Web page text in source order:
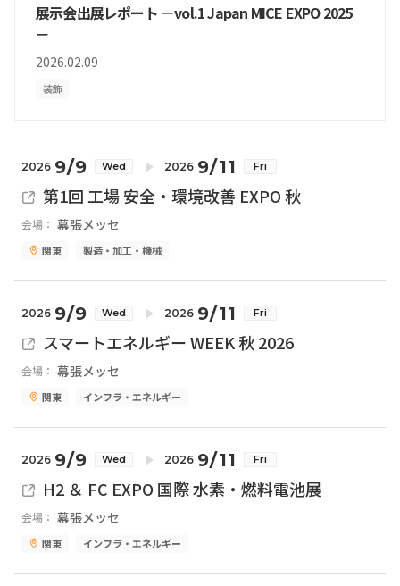
展示会出展レポート －vol.1 Japan MICE EXPO 2025
－
2026.02.09
装飾
2026 9/9 Wed 2026 9/11 Fri
第1回 工場 安全・環境改善 EXPO 秋
会場： 幕張メッセ
関東 製造・加工・機械
2026 9/9 Wed 2026 9/11 Fri
スマートエネルギー WEEK 秋 2026
会場： 幕張メッセ
関東 インフラ・エネルギー
2026 9/9 Wed 2026 9/11 Fri
H2 ＆ FC EXPO 国際 水素・燃料電池展
会場： 幕張メッセ
関東 インフラ・エネルギー